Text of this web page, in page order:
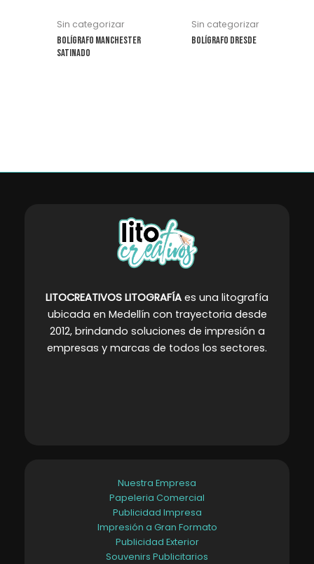
Sin categorizar
Bolígrafo Manchester
Satinado
pueden
elegir
Sin categorizar
Bolígrafo Dresde
pueden
LITOCREATIVOS LITOGRAFÍA es una litografía
ubicada en Medellín con trayectoria desde
2012, brindando soluciones de impresión a
empresas y marcas de todos los sectores.
Nuestra Empresa
Papeleria Comercial
Publicidad Impresa
Impresión a Gran Formato
Publicidad Exterior
Souvenirs Publicitarios